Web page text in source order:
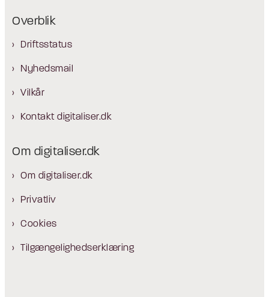
Overblik
Driftsstatus
Nyhedsmail
Vilkår
Kontakt digitaliser.dk
Om digitaliser.dk
Om digitaliser.dk
Privatliv
Cookies
Tilgængelighedserklæring